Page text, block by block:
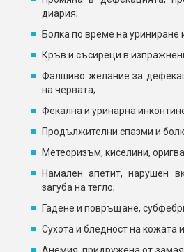
диария;
Болка по време на уриниране
Кръв и съсиреци в
Фалшиво желание за
на червата;
Фекална и уринарна
Продължителни спазми и
Метеоризъм, киселини,
Намален апетит, нарушен
загуба на тегло;
Гадене и повръщане,
Сухота и бледност на кожата
Анемия, придружена от